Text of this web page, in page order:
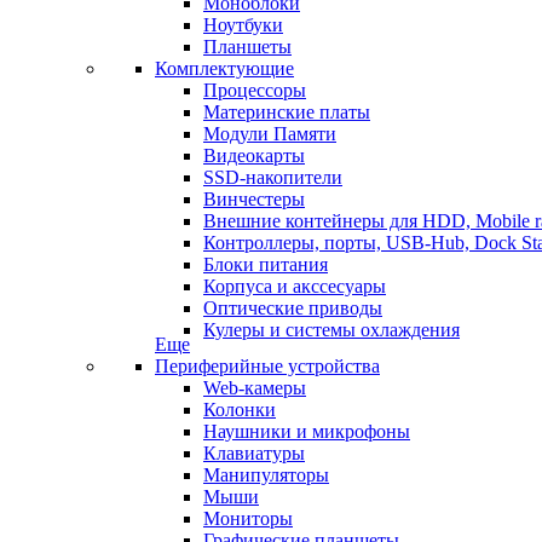
Ноутбуки
Планшеты
Комплектующие
Процессоры
Материнские платы
Модули Памяти
Видеокарты
SSD-накопители
Винчестеры
Внешние контейнеры для HDD, Mobile
Контроллеры, порты, USB-Hub, Dock
Блоки питания
Корпуса и акссесуары
Оптические приводы
Кулеры и системы охлаждения
Еще
Периферийные устройства
Web-камеры
Колонки
Наушники и микрофоны
Клавиатуры
Манипуляторы
Мыши
Мониторы